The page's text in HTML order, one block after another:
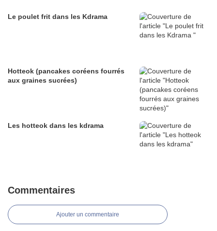
Le poulet frit dans les Kdrama
Hotteok (pancakes coréens fourrés
aux graines sucrées)
Les hotteok dans les kdrama
Commentaires
Ajouter un commentaire